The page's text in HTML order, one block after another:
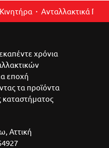
Ανταλλακτικά
χρόνια
εποχή
τα προϊόντα
καταστήματος
Αττική